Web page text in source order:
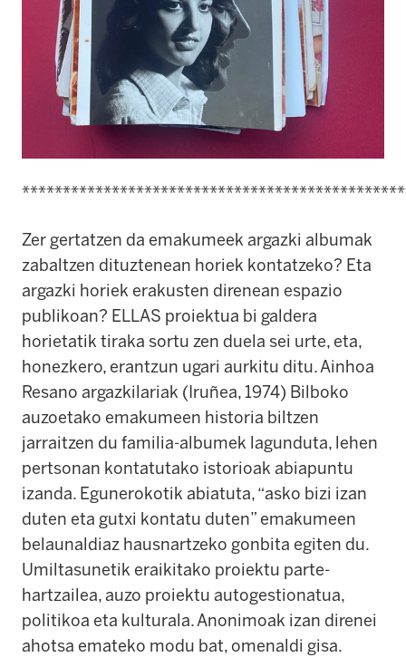
Zer gertatzen da emakumeek argazki albumak
zabaltzen dituztenean horiek kontatzeko? Eta
argazki horiek erakusten direnean espazio
publikoan? ELLAS proiektua bi galdera
horietatik tiraka sortu zen duela sei urte, eta,
honezkero, erantzun ugari aurkitu ditu. Ainhoa
Resano argazkilariak (Iruñea, 1974) Bilboko
auzoetako emakumeen historia biltzen
jarraitzen du familia-albumek lagunduta, lehen
pertsonan kontatutako istorioak abiapuntu
izanda. Egunerokotik abiatuta, “asko bizi izan
duten eta gutxi kontatu duten” emakumeen
belaunaldiaz hausnartzeko gonbita egiten du.
Umiltasunetik eraikitako proiektu parte-
hartzailea, auzo proiektu autogestionatua,
politikoa eta kulturala. Anonimoak izan direnei
ahotsa emateko modu bat, omenaldi gisa.